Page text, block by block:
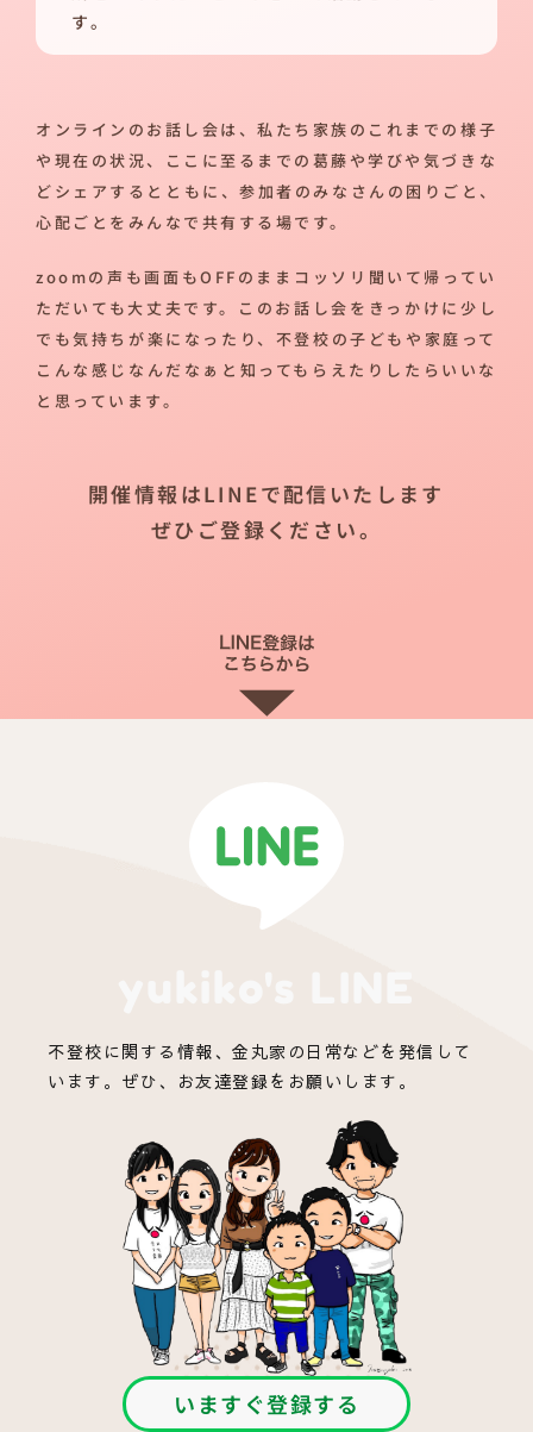
す。
オンラインのお話し会は、私たち家族のこれまでの様子
や現在の状況、ここに至るまでの葛藤や学びや気づきな
どシェアするとともに、参加者のみなさんの困りごと、
心配ごとをみんなで共有する場です。
zoomの声も画面もOFFのままコッソリ聞いて帰ってい
ただいても大丈夫です。このお話し会をきっかけに少し
でも気持ちが楽になったり、不登校の子どもや家庭って
こんな感じなんだなぁと知ってもらえたりしたらいいな
と思っています。
開催情報はLINEで配信いたします
ぜひご登録ください。
不登校に関する情報、金丸家の日常などを発信して
います。ぜひ、お友達登録をお願いします。
いますぐ登録する